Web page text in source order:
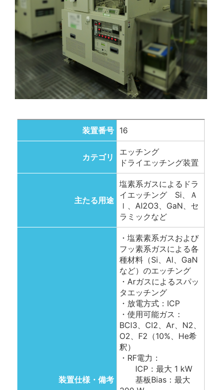
装置番号 16
カテゴリ
エッチング
ドライエッチング装置
主たる用途
塩素系ガスによるドラ
イエッチング Si、Ａ
ｌ、Al2O3、GaN、セ
ラミックなど
装置仕様・備考
・塩素素系ガスおよび
フッ素系ガスによる各
種材料（Si、Al、GaN
など）のエッチング
・Arガスによるスパッ
タエッチング
・放電方式：ICP
・使用可能ガス：
BCl3、Cl2、Ar、N2、
O2、F2（10%、He希
釈）
・RF電力：
ICP：最大 1 kW
基板Bias：最大